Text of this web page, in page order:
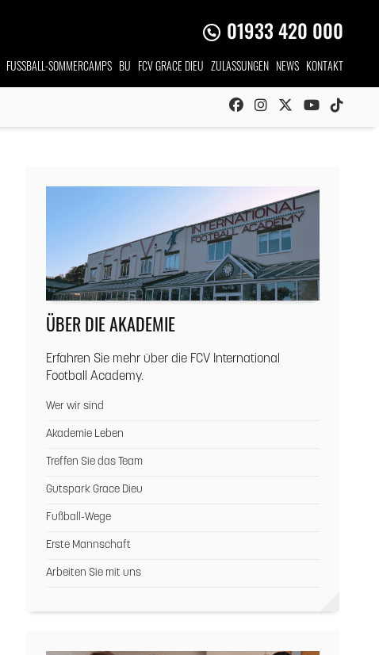
01933 420 000
FUSSBALL-SOMMERCAMPS BU FCV GRACE DIEU ZULASSUNGEN NEWS KONTAKT
ÜBER DIE AKADEMIE
Erfahren Sie mehr über die FCV International
Football Academy.
Wer wir sind
Akademie Leben
Treffen Sie das Team
Gutspark Grace Dieu
Fußball-Wege
Erste Mannschaft
Arbeiten Sie mit uns